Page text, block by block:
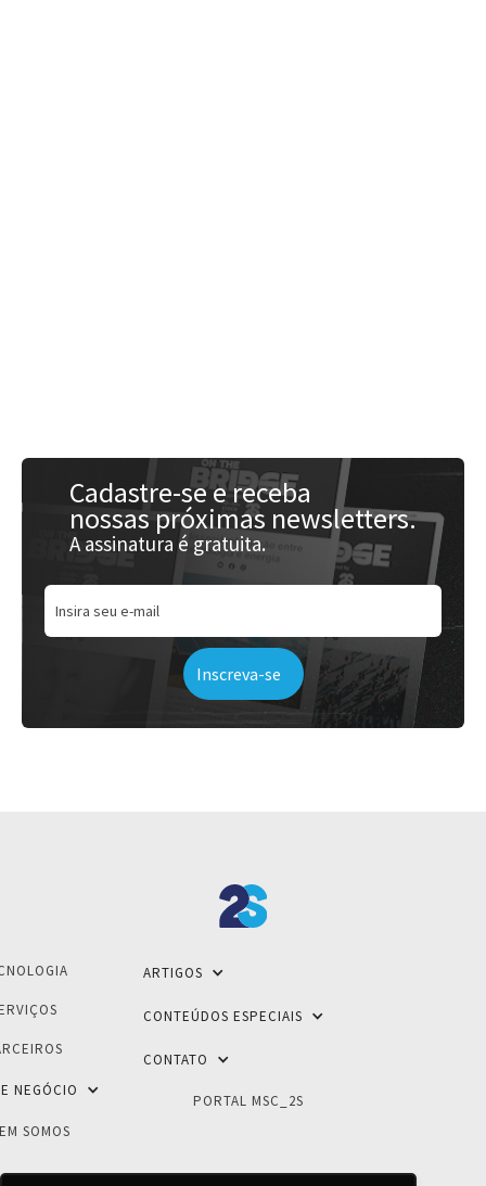
Cadastre-se e receba
nossas próximas newsletters.
A assinatura é gratuita.
NEGÓCIO
SOMOS
ARTIGOS
CONTEÚDOS ESPECIAIS
CONTATO
PORTAL MSC_2S